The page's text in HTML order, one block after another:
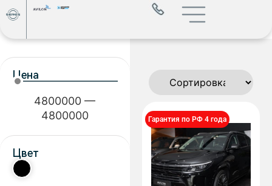
Цена
4800000 —
4800000
Цвет
Гарантия по РФ 4 года